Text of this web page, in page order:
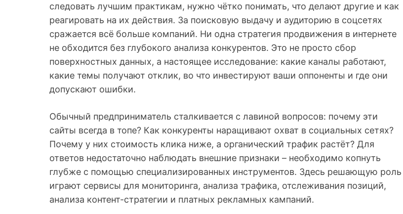
следовать лучшим практикам, нужно чётко понимать, что делают другие и как
реагировать на их действия. За поисковую выдачу и аудиторию в соцсетях
сражается всё больше компаний. Ни одна стратегия продвижения в интернете
не обходится без глубокого анализа конкурентов. Это не просто сбор
поверхностных данных, а настоящее исследование: какие каналы работают,
какие темы получают отклик, во что инвестируют ваши оппоненты и где они
допускают ошибки.
Обычный предприниматель сталкивается с лавиной вопросов: почему эти
сайты всегда в топе? Как конкуренты наращивают охват в социальных сетях?
Почему у них стоимость клика ниже, а органический трафик растёт? Для
ответов недостаточно наблюдать внешние признаки – необходимо копнуть
глубже с помощью специализированных инструментов. Здесь решающую роль
играют сервисы для мониторинга, анализа трафика, отслеживания позиций,
анализа контент-стратегии и платных рекламных кампаний.